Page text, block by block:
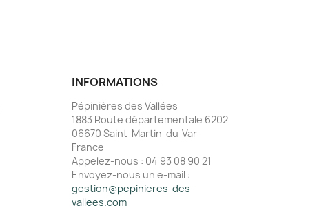
INFORMATIONS
Pépinières des Vallées
1883 Route départementale 6202
06670 Saint-Martin-du-Var
France
Appelez-nous : 04 93 08 90 21
Envoyez-nous un e-mail :
gestion@pepinieres-des-
vallees.com